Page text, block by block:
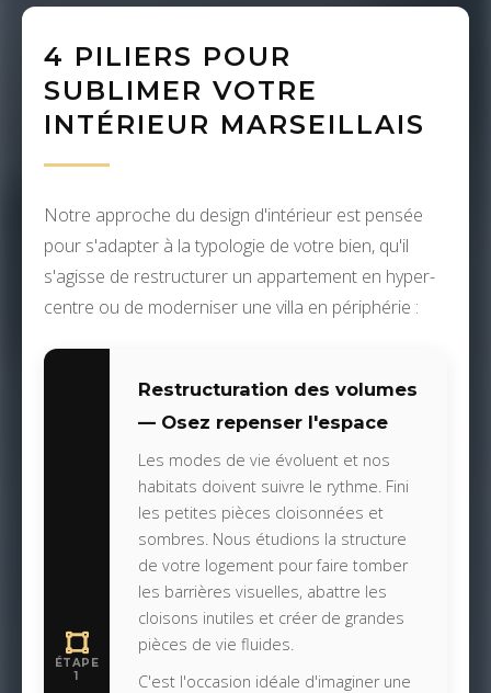
4 PILIERS POUR
SUBLIMER VOTRE
INTÉRIEUR MARSEILLAIS
Notre approche du design d'intérieur est pensée
pour s'adapter à la typologie de votre bien, qu'il
s'agisse de restructurer un appartement en hyper-
centre ou de moderniser une villa en périphérie :
ÉTAPE
1
Restructuration des volumes
— Osez repenser l'espace
Les modes de vie évoluent et nos
habitats doivent suivre le rythme. Fini
les petites pièces cloisonnées et
sombres. Nous étudions la structure
de votre logement pour faire tomber
les barrières visuelles, abattre les
cloisons inutiles et créer de grandes
pièces de vie fluides.
C'est l'occasion idéale d'imaginer une